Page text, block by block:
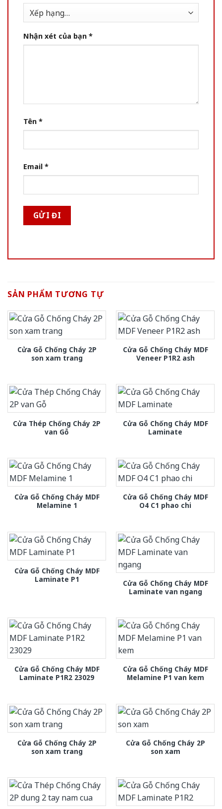
Nhận xét của bạn *
Tên *
Email *
SẢN PHẨM TƯƠNG TỰ
Cửa Gỗ Chống Cháy 2P
son xam trang
Cửa Gỗ Chống Cháy MDF
Veneer P1R2 ash
Cửa Thép Chống Cháy 2P
van Gỗ
Cửa Gỗ Chống Cháy MDF
Laminate
Cửa Gỗ Chống Cháy MDF
Melamine 1
Cửa Gỗ Chống Cháy MDF
O4 C1 phao chi
Cửa Gỗ Chống Cháy MDF
Laminate P1
Cửa Gỗ Chống Cháy MDF
Laminate van ngang
Cửa Gỗ Chống Cháy MDF
Laminate P1R2 23029
Cửa Gỗ Chống Cháy MDF
Melamine P1 van kem
Cửa Gỗ Chống Cháy 2P
son xam trang
Cửa Gỗ Chống Cháy 2P
son xam